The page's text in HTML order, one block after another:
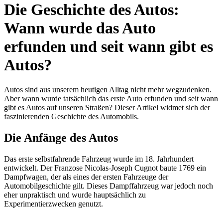
Die Geschichte des Autos:
Wann wurde das Auto
erfunden und seit wann gibt es
Autos?
Autos sind aus unserem heutigen Alltag nicht mehr wegzudenken.
Aber wann wurde tatsächlich das erste Auto erfunden und seit wann
gibt es Autos auf unseren Straßen? Dieser Artikel widmet sich der
faszinierenden Geschichte des Automobils.
Die Anfänge des Autos
Das erste selbstfahrende Fahrzeug wurde im 18. Jahrhundert
entwickelt. Der Franzose Nicolas-Joseph Cugnot baute 1769 ein
Dampfwagen, der als eines der ersten Fahrzeuge der
Automobilgeschichte gilt. Dieses Dampffahrzeug war jedoch noch
eher unpraktisch und wurde hauptsächlich zu
Experimentierzwecken genutzt.